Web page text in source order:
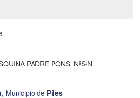
PADRE PONS, NºS/N
, Municipio de Piles